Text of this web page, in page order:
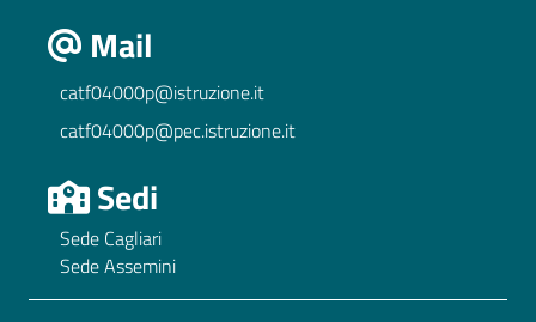
Mail
catf04000p@istruzione.it
catf04000p@pec.istruzione.it
Sedi
Sede Cagliari
Sede Assemini